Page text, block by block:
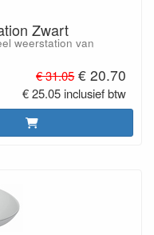
Zwart
weerstation van
€ 31.05 € 20.70
€ 25.05 inclusief btw